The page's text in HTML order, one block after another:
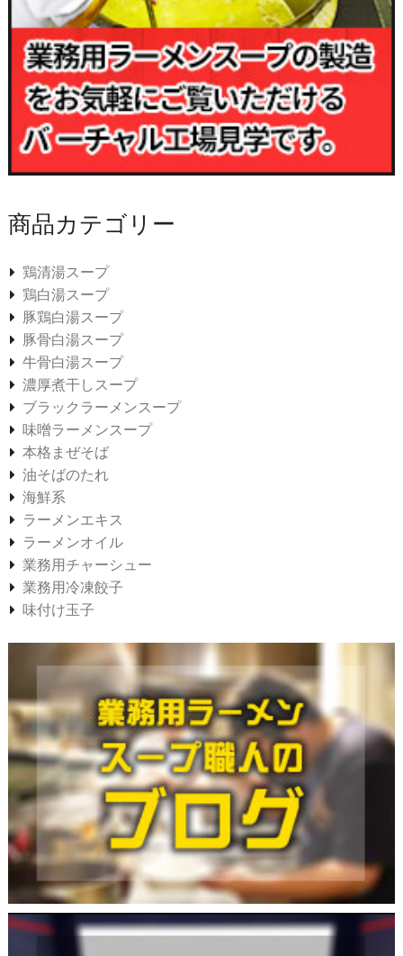
商品カテゴリー
鶏清湯スープ
鶏白湯スープ
豚鶏白湯スープ
豚骨白湯スープ
牛骨白湯スープ
濃厚煮干しスープ
ブラックラーメンスープ
味噌ラーメンスープ
本格まぜそば
油そばのたれ
海鮮系
ラーメンエキス
ラーメンオイル
業務用チャーシュー
業務用冷凍餃子
味付け玉子